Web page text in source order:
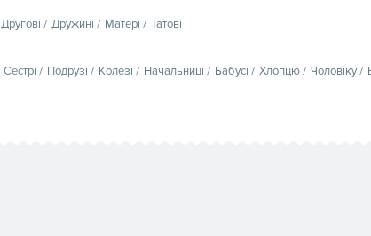
Другові Дружині Матері Татові
Сестрі Подрузі Колезі Начальниці Бабусі Хлопцю Чоловіку